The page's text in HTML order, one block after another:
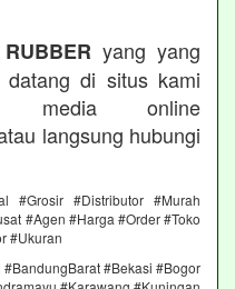
RUBBER yang yang
di situs kami
online
langsung hubungi
#Grosir #Distributor #Murah
#Agen #Harga #Order #Toko
#Ukuran
#Bekasi #Bogor